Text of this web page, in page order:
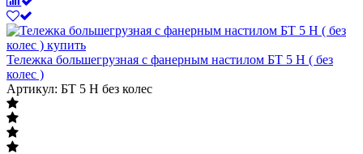
Тележка большегрузная с фанерным настилом БТ 5 Н ( без
колес )
Артикул: БТ 5 Н без колес